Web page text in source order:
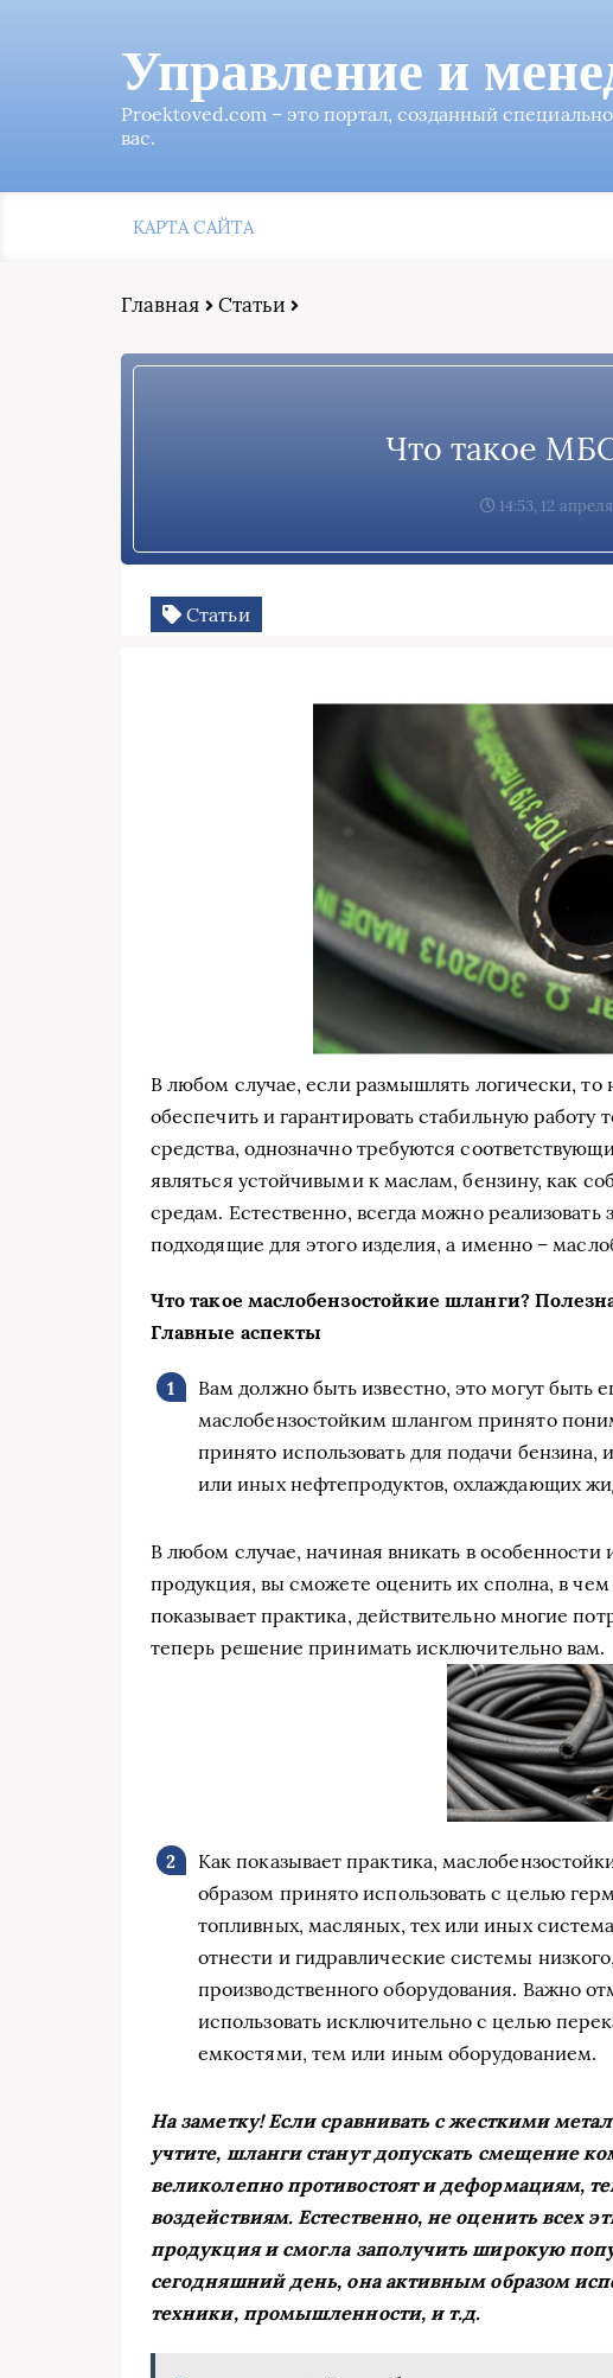
Управление и
Proektoved.com – это портал, созданный
вас.
КАРТА САЙТА
Главная Статьи
Что такое
14:53, 12
Статьи
В любом случае, если размышлять логически, то
обеспечить и гарантировать стабильную
средства, однозначно требуются
являться устойчивыми к маслам, бензину, как
средам. Естественно, всегда можно реализовать
подходящие для этого изделия, а именно –
Что такое маслобензостойкие шланги?
Главные аспекты
Вам должно быть известно, это могут быть
маслобензостойким шлангом принято
принято использовать для подачи бензина,
или иных нефтепродуктов, охлаждающих
В любом случае, начиная вникать в
продукция, вы сможете оценить их сполна, в
показывает практика, действительно многие
теперь решение принимать исключительно вам.
Как показывает практика,
образом принято использовать с целью
топливных, масляных, тех или иных
отнести и гидравлические системы
производственного оборудования. Важно
использовать исключительно с целью
емкостями, тем или иным оборудованием.
На заметку! Если сравнивать с жесткими
учтите, шланги станут допускать смещение
великолепно противостоят и деформациям,
воздействиям. Естественно, не оценить всех
продукция и смогла заполучить широкую
сегодняшний день, она активным образом
техники, промышленности, и т.д.